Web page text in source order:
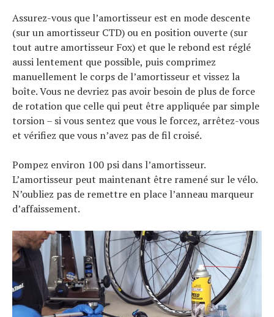
Assurez-vous que l’amortisseur est en mode descente
(sur un amortisseur CTD) ou en position ouverte (sur
tout autre amortisseur Fox) et que le rebond est réglé
aussi lentement que possible, puis comprimez
manuellement le corps de l’amortisseur et vissez la
boîte. Vous ne devriez pas avoir besoin de plus de force
de rotation que celle qui peut être appliquée par simple
torsion – si vous sentez que vous le forcez, arrêtez-vous
et vérifiez que vous n’avez pas de fil croisé.
Pompez environ 100 psi dans l’amortisseur.
L’amortisseur peut maintenant être ramené sur le vélo.
N’oubliez pas de remettre en place l’anneau marqueur
d’affaissement.